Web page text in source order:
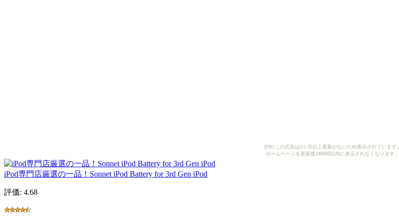
[PR] この広告は3ヶ月以上更新がないため表示されています。
ホームページを更新後24時間以内に表示されなくなります。
iPod専門店厳選の一品！Sonnet iPod Battery for 3rd Gen iPod
評価: 4.68